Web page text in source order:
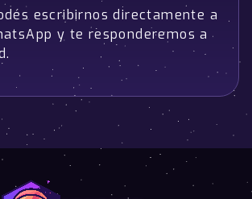
escribirnos directamente a
y te responderemos a